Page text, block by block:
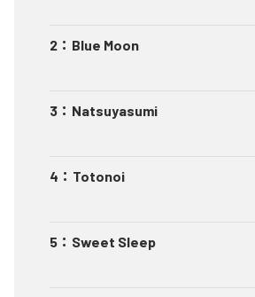
2 ： Blue Moon
3 ： Natsuyasumi
4 ： Totonoi
5 ： Sweet Sleep